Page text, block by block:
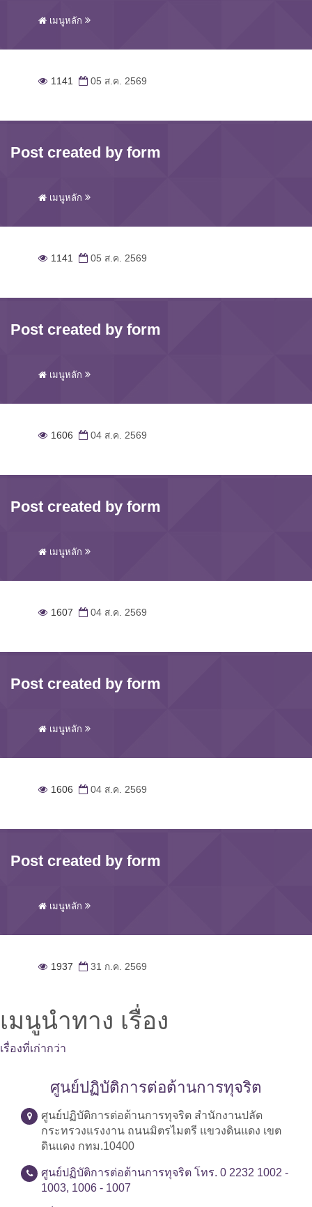
เมนูหลัก
1141 05 ส.ค. 2569
Post created by form
เมนูหลัก
1141 05 ส.ค. 2569
Post created by form
เมนูหลัก
1606 04 ส.ค. 2569
Post created by form
เมนูหลัก
1607 04 ส.ค. 2569
Post created by form
เมนูหลัก
1606 04 ส.ค. 2569
Post created by form
เมนูหลัก
1937 31 ก.ค. 2569
เมนูนำทาง เรื่อง
เรื่องที่เก่ากว่า
ศูนย์ปฏิบัติการต่อต้านการทุจริต
ศูนย์ปฏิบัติการต่อต้านการทุจริต สำนักงานปลัด
กระทรวงแรงงาน ถนนมิตรไมตรี แขวงดินแดง เขต
ดินแดง กทม.10400
ศูนย์ปฏิบัติการต่อต้านการทุจริต โทร. 0 2232 1002 -
1003, 1006 - 1007